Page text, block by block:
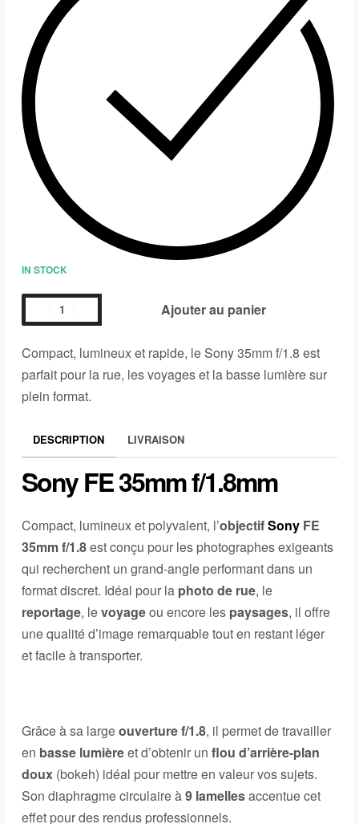
IN STOCK
Ajouter au panier
Compact, lumineux et rapide, le Sony 35mm f/1.8 est
parfait pour la rue, les voyages et la basse lumière sur
plein format.
DESCRIPTION LIVRAISON
Sony FE 35mm f/1.8mm
Compact, lumineux et polyvalent, l’objectifSony FE
35mm f/1.8est conçu pour les photographes exigeants
qui recherchent un grand-angle performant dans un
format discret. Idéal pour la photo de rue, le
reportage, levoyageou encore les paysages, il offre
une qualité d’image remarquable tout en restant léger
et facile à transporter.
Grâce à sa largeouverture f/1.8, il permet de travailler
en basse lumièreet d’obtenir un flou d’arrière-plan
doux (bokeh) idéal pour mettre en valeur vos sujets.
Son diaphragme circulaire à9 lamellesaccentue cet
effet pour des rendus professionnels.